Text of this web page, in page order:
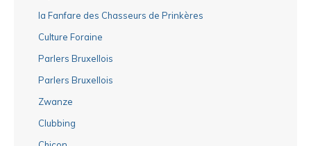
la Fanfare des Chasseurs de Prinkères
Culture Foraine
Parlers Bruxellois
Parlers Bruxellois
Zwanze
Clubbing